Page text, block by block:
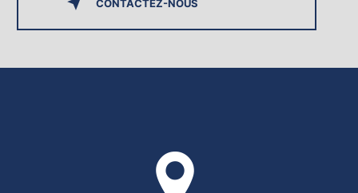
CONTACTEZ-NOUS